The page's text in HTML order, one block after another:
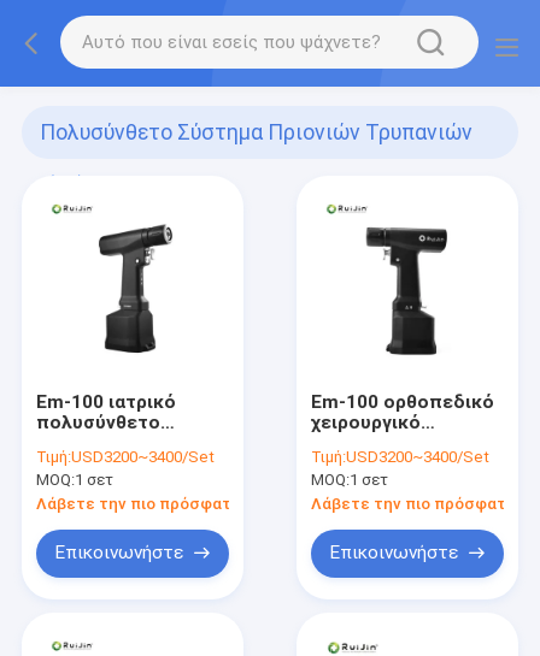
Πολυσύνθετο Σύστημα Πριονιών Τρυπανιών
Em-100 ιατρικό
πολυσύνθετο
κόκκαλων ροπή
Τιμή:USD3200~3400/Set
MOQ:1 σετ
Λάβετε την πιο πρόσφατη τιμή
Επικοινωνήστε
Em-100 ορθοπεδικό
χειρουργικό
πολυσύνθετο
Τιμή:USD3200~3400/Set
MOQ:1 σετ
Λάβετε την πιο πρόσφατη
Επικοινωνήστε